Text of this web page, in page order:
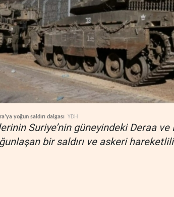
yoğun saldırı dalgası YDH
Suriye’nin güneyindeki Deraa
bir saldırı ve askeri